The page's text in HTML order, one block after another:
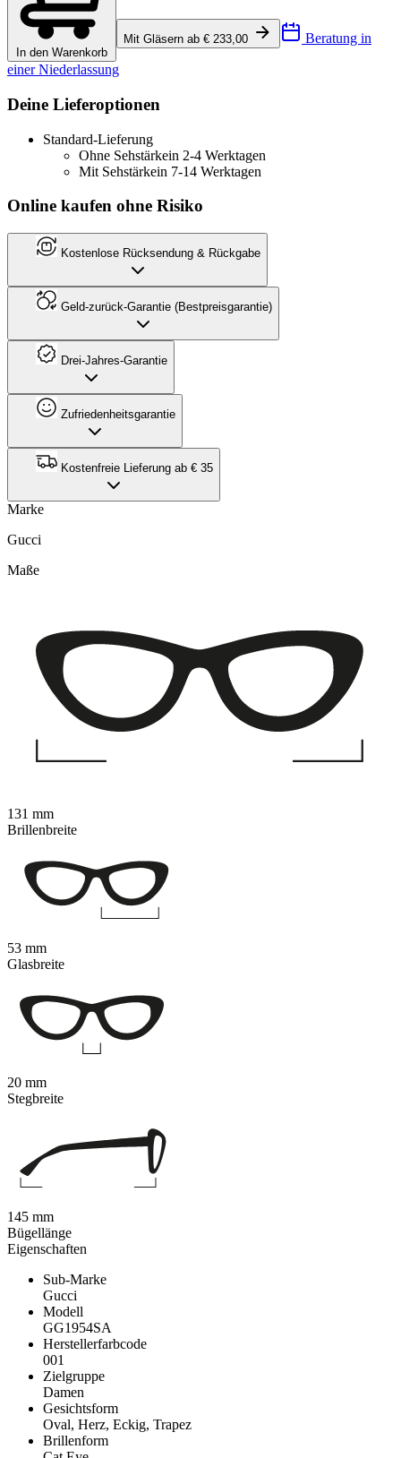
In den Warenkorb
Mit Gläsern ab € 233,00 Beratung in
einer Niederlassung
Deine Lieferoptionen
Standard-Lieferung
Ohne Sehstärkein 2-4 Werktagen
Mit Sehstärkein 7-14 Werktagen
Online kaufen ohne Risiko
Kostenlose Rücksendung & Rückgabe
Geld-zurück-Garantie (Bestpreisgarantie)
Drei-Jahres-Garantie
Zufriedenheitsgarantie
Kostenfreie Lieferung ab € 35
Marke
Gucci
Eigenschaften
Sub-Marke
Gucci
Modell
GG1954SA
Herstellerfarbcode
001
Zielgruppe
Damen
Gesichtsform
Oval, Herz, Eckig, Trapez
Brillenform
Maße
131 mm
Brillenbreite
53 mm
Glasbreite
20 mm
Stegbreite
145 mm
Bügellänge